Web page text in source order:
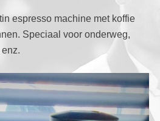
espresso machine met koffie
Speciaal voor onderweg,